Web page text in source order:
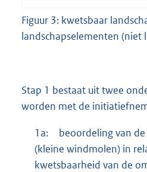
Figuur 3: kwetsbaar
landschapselementen (niet
Stap 1 bestaat uit twee
worden met de
1a:
beoordeling van
(kleine windmolen) in
kwetsbaarheid van de